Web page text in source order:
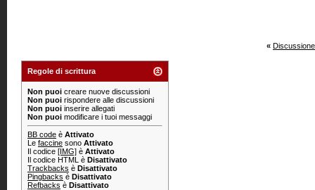
«
Regole di scrittura
Non puoi creare nuove discussioni
Non puoi rispondere alle discussioni
Non puoi inserire allegati
Non puoi modificare i tuoi messaggi
BB code è Attivato
Le faccine sono Attivato
Il codice [IMG] è Attivato
Il codice HTML è Disattivato
Trackbacks è Disattivato
Pingbacks è Disattivato
Refbacks è Disattivato